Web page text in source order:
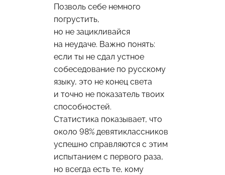
Позволь себе немного
погрустить,
но не зацикливайся
на неудаче. Важно понять:
если ты не сдал устное
собеседование по русскому
языку, это не конец света
и точно не показатель твоих
способностей.
Статистика показывает, что
около 98% девятиклассников
успешно справляются с этим
испытанием с первого раза,
но всегда есть те, кому